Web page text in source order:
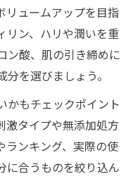
リュームアップを目指
リン、ハリや潤いを重
ン酸、肌の引き締めに
を選びましょう。
かもチェックポイント
激タイプや無添加処方
ランキング、実際の使
に合うものを絞り込ん